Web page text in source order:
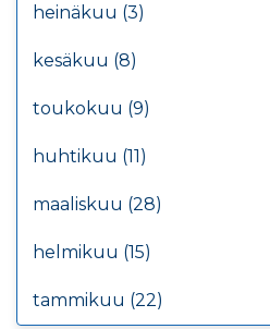
heinäkuu (3)
kesäkuu (8)
toukokuu (9)
huhtikuu (11)
maaliskuu (28)
helmikuu (15)
tammikuu (22)